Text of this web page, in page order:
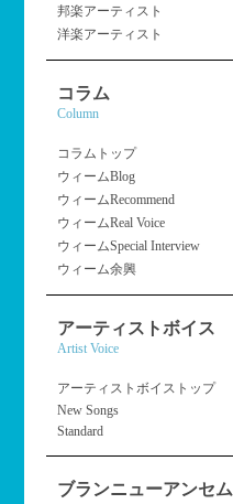
邦楽アーティスト
洋楽アーティスト
コラム
Column
コラムトップ
ウィームBlog
ウィームRecommend
ウィームReal Voice
ウィームSpecial Interview
ウィーム余興
アーティストボイス
Artist Voice
アーティストボイストップ
New Songs
Standard
ブランニューアンセム